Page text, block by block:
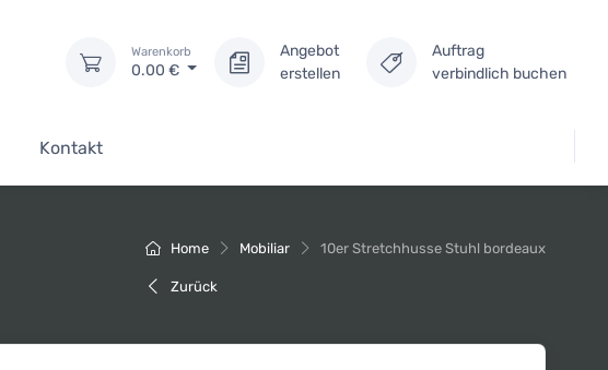
Warenkorb
0.00 €
Angebot
erstellen
Auftrag
verbindlich buchen
Kontakt
Home Mobiliar 10er Stretchhusse Stuhl bordeaux
Zurück